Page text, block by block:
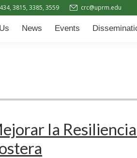
3815, 3385, 3559 crc@uprm.edu
News Events
la
Dissemination Interactive